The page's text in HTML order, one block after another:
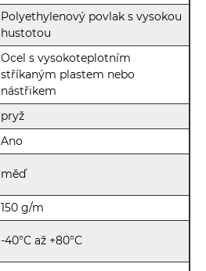
Polyethylenový povlak s vysokou
hustotou
Ocel s vysokoteplotním
stříkaným plastem nebo
nástřikem
pryž
Ano
měď
150 g/m
-40°C až +80°C